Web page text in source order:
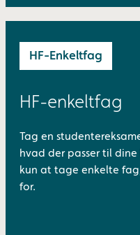
HF-Enkeltfag
HF-enkeltfag
Tag en
hvad der passer til
kun at tage enkelte
for.